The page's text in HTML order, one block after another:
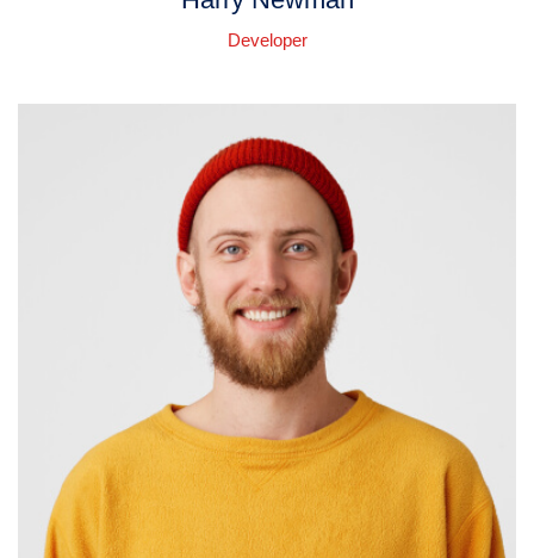
Developer